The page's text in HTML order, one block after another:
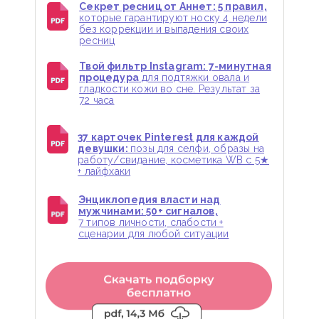
Секрет ресниц от Аннет: 5 правил,
которые гарантируют носку 4 недели
без коррекции и выпадения своих
ресниц
Твой фильтр Instagram: 7-минутная
процедурадля подтяжки овала и
гладкости кожи во сне. Результат за
72 часа
37 карточек Pinterest для каждой
девушки: позы для селфи, образы на
работу/свидание, косметика WB с 5★
+ лайфхаки
Энциклопедия власти над
мужчинами: 50+ сигналов,
7 типов личности, слабости +
сценарии для любой ситуации